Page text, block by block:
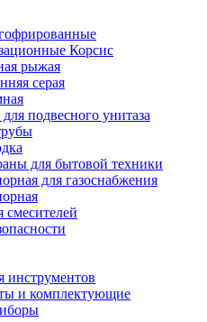
Корсис
рыжая
серая
подвесного унитаза
для бытовой техники
для газоснабжения
смесителей
и комплектующие